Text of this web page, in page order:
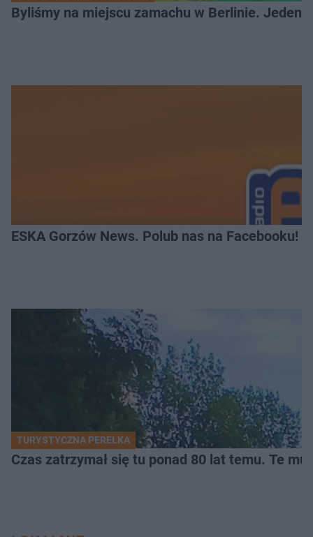
Byliśmy na miejscu zamachu w Berlinie. Jeden
ESKA Gorzów News. Polub nas na Facebooku!
TURYSTYCZNA PEREŁKA
Czas zatrzymał się tu ponad 80 lat temu. Te